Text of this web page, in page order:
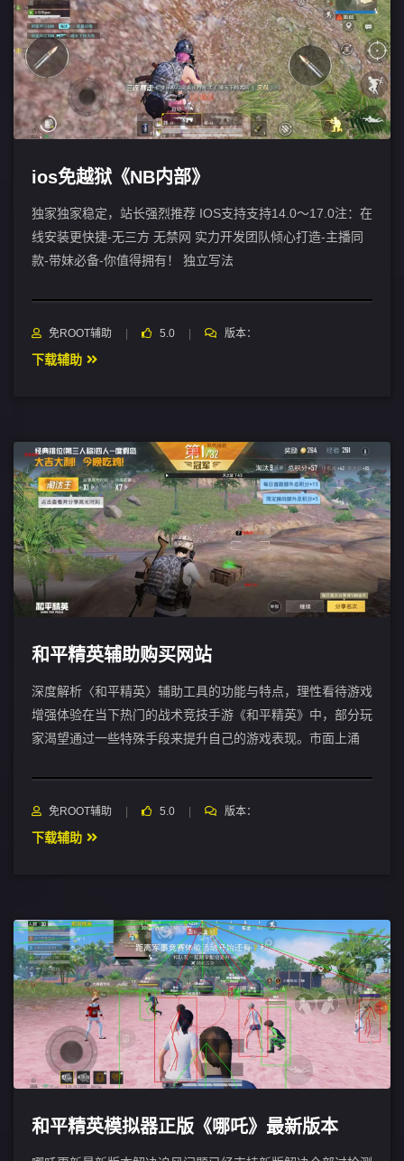
ios免越狱《NB内部》
独家独家稳定，站长强烈推荐 IOS支持支持14.0～17.0注：在
线安装更快捷-无三方 无禁网 实力开发团队倾心打造-主播同
款-带妹必备-你值得拥有！ 独立写法
免ROOT辅助 5.0 版本：
下载辅助
和平精英辅助购买网站
深度解析〈和平精英〉辅助工具的功能与特点，理性看待游戏
增强体验在当下热门的战术竞技手游《和平精英》中，部分玩
家渴望通过一些特殊手段来提升自己的游戏表现。市面上涌
免ROOT辅助 5.0 版本：
下载辅助
和平精英模拟器正版《哪吒》最新版本